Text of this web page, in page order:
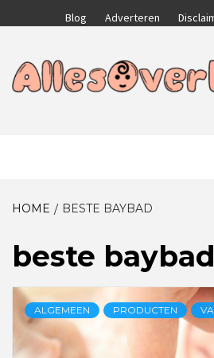
to
Blog Adverteren
HOME BESTE BAYBAD
beste baybad
ALGEMEEN PRODUCTEN